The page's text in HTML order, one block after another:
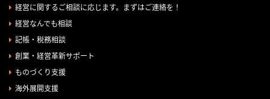
経営に関するご相談に応じます。まずはご連絡を！
経営なんでも相談
記帳・税務相談
創業・経営革新サポート
ものづくり支援
海外展開支援